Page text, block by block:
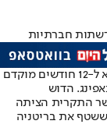
מצוד נפתח אחר מבקש מקלט ששוחרר בטעות ונכלא ל-12 חודשים מוקדם
ילדה בת 14 ואישה באפינג. הדוש
התקרית הציתה
את בריטניה